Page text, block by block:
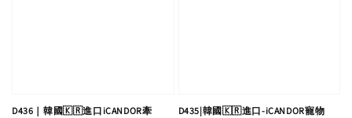
D436｜韓國🇰🇷進口iCANDOR牽
D435|韓國🇰🇷進口-iCANDOR寵物